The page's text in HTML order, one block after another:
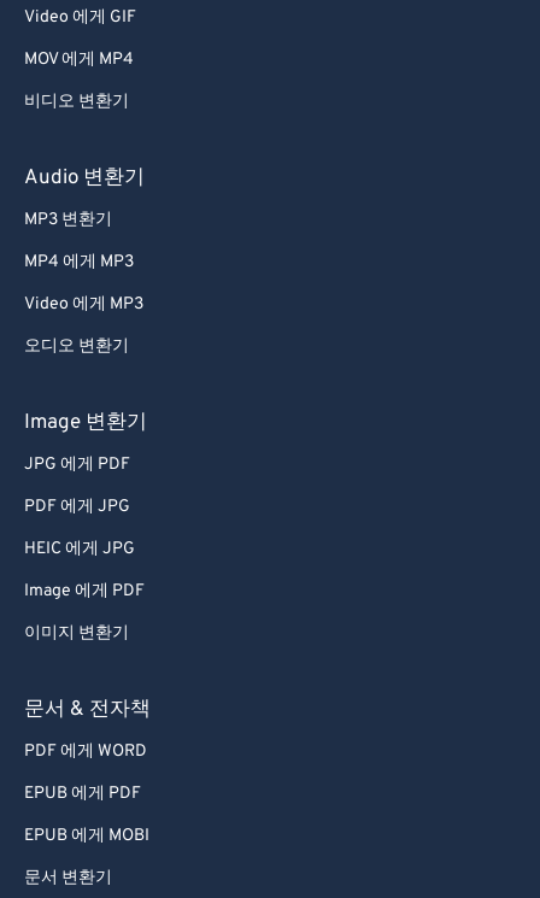
Video 에게 GIF
MOV 에게 MP4
비디오 변환기
Audio 변환기
MP3 변환기
MP4 에게 MP3
Video 에게 MP3
오디오 변환기
Image 변환기
JPG 에게 PDF
PDF 에게 JPG
HEIC 에게 JPG
Image 에게 PDF
이미지 변환기
문서 & 전자책
PDF 에게 WORD
EPUB 에게 PDF
EPUB 에게 MOBI
문서 변환기